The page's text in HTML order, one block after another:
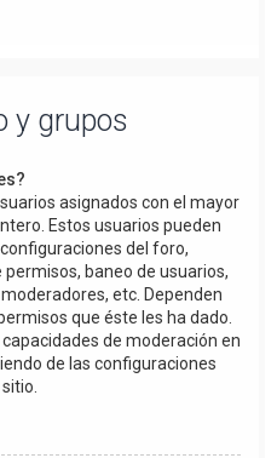
y grupos
asignados con el mayor
Estos usuarios pueden
del foro,
baneo de usuarios,
etc. Dependen
que éste les ha dado.
de moderación en
de las configuraciones